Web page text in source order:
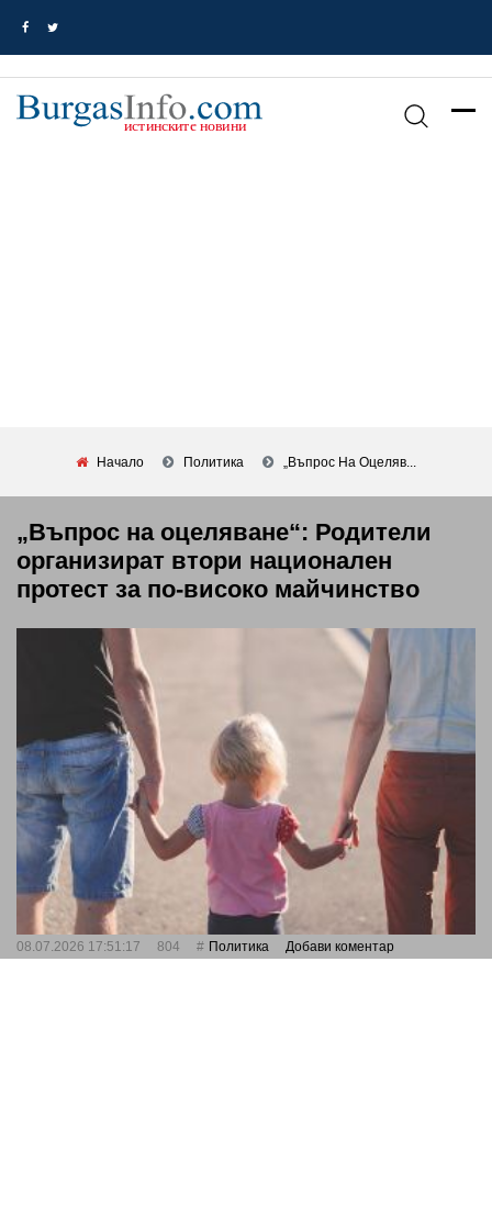
Начало Политика „Въпрос На Оцеляв...
„Въпрос на оцеляване“: Родители
организират втори национален
протест за по-високо майчинство
08.07.2026 17:51:17 804 Политика Добави коментар